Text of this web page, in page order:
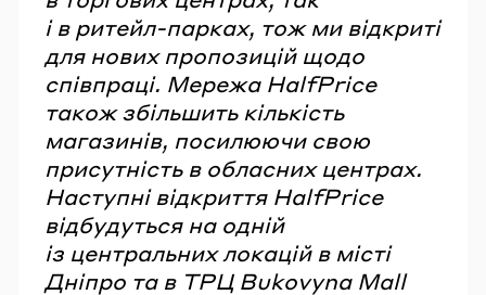
і в ритейл-парках, тож ми відкриті
для нових пропозицій щодо
співпраці. Мережа HalfPrice
також збільшить кількість
магазинів, посилюючи свою
присутність в обласних центрах.
Наступні відкриття HalfPrice
відбудуться на одній
із центральних локацій в місті
Дніпро та в ТРЦ Bukovyna Mall